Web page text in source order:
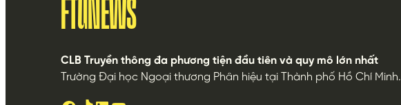
FTUNEWS
CLB Truyền thông đa phương tiện đầu tiên và quy mô lớn nhất
Trường Đại học Ngoại thương Phân hiệu tại Thành phố Hồ Chí Minh.